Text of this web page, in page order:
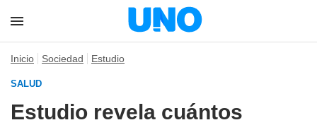
Inicio Sociedad Estudio
SALUD
Estudio revela cuántos